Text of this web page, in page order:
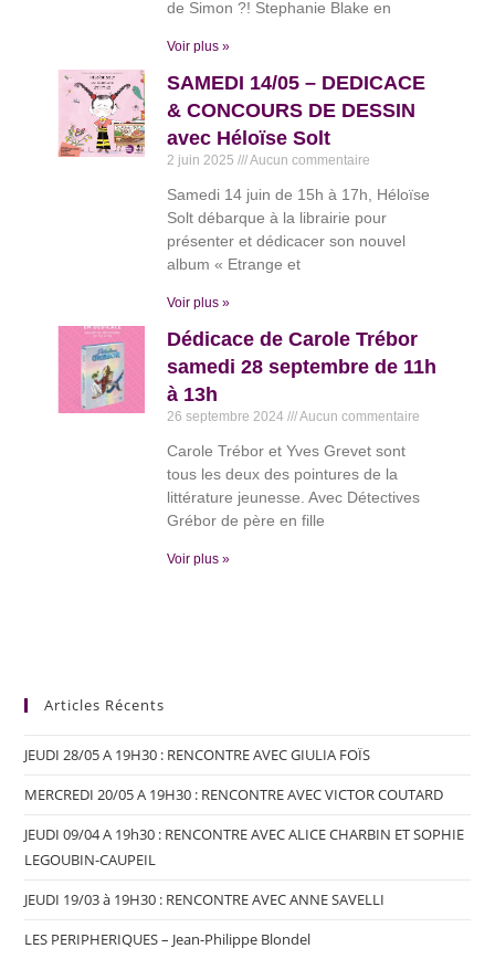
de Simon ?! Stephanie Blake en
Voir plus »
SAMEDI 14/05 – DEDICACE
& CONCOURS DE DESSIN
avec Héloïse Solt
2 juin 2025 Aucun commentaire
Samedi 14 juin de 15h à 17h, Héloïse
Solt débarque à la librairie pour
présenter et dédicacer son nouvel
album « Etrange et
Voir plus »
Dédicace de Carole Trébor
samedi 28 septembre de 11h
à 13h
26 septembre 2024 Aucun commentaire
Carole Trébor et Yves Grevet sont
tous les deux des pointures de la
littérature jeunesse. Avec Détectives
Grébor de père en fille
Voir plus »
Articles Récents
JEUDI 28/05 A 19H30 : RENCONTRE AVEC GIULIA FOÏS
MERCREDI 20/05 A 19H30 : RENCONTRE AVEC VICTOR COUTARD
JEUDI 09/04 A 19h30 : RENCONTRE AVEC ALICE CHARBIN ET SOPHIE
LEGOUBIN-CAUPEIL
JEUDI 19/03 à 19H30 : RENCONTRE AVEC ANNE SAVELLI
LES PERIPHERIQUES – Jean-Philippe Blondel